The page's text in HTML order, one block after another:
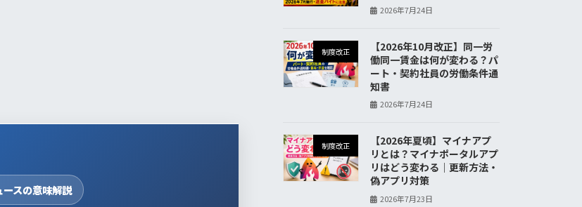
ースの意味解説
2026年7月24日
制度改正
【2026年10月改正】同一労
働同一賃金は何が変わる？パ
ート・契約社員の労働条件通
知書
2026年7月24日
制度改正
【2026年夏頃】マイナアプ
リとは？マイナポータルアプ
リはどう変わる｜更新方法・
偽アプリ対策
2026年7月23日